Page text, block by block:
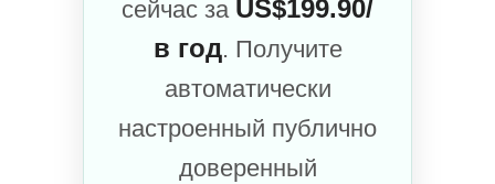
сейчас за US$199.90/
в год. Получите
автоматически
настроенный публично
доверенный